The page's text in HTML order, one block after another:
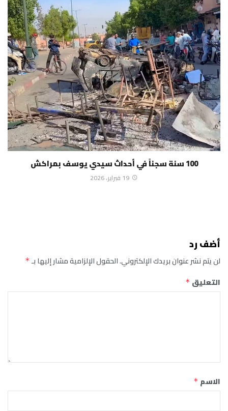
100 سنة سجناً في أحداث سيدي يوسف بمراكش
19 فبراير، 2026
أضف رد
لن يتم نشر عنوان بريدك الإلكتروني.الحقول الإلزامية مشار إليها بـ*
التعليق *
الاسم *